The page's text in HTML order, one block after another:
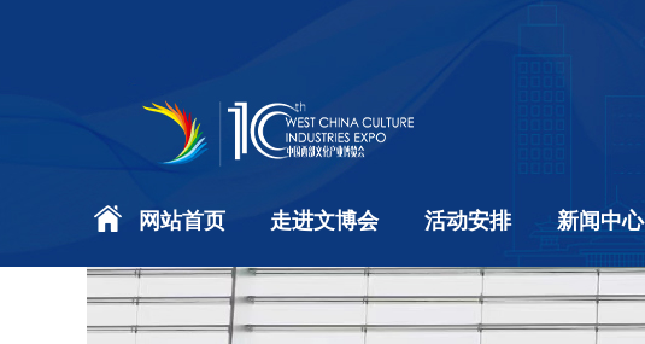
网站首页 走进文博会 活动安排 新闻中心